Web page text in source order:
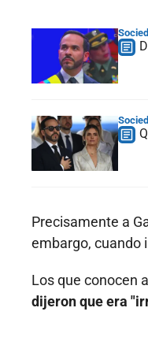
Precisamente a
embargo, cuando
Los que conocen
dijeron que era